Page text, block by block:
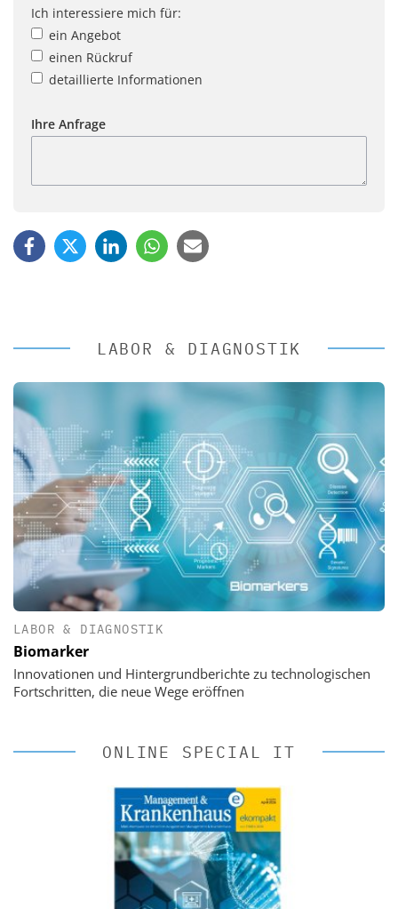
Ich interessiere mich für:
ein Angebot
einen Rückruf
detaillierte Informationen
Ihre Anfrage
LABOR & DIAGNOSTIK
LABOR & DIAGNOSTIK
Biomarker
Innovationen und Hintergrundberichte zu technologischen
Fortschritten, die neue Wege eröffnen
ONLINE SPECIAL IT